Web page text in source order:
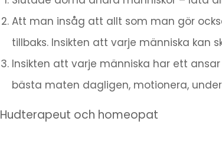
Att man insåg att allt som man gör
tillbaks. Insikten att varje människa kan
Insikten att varje människa har ett
bästa maten dagligen, motionera,
Hudterapeut och homeopat